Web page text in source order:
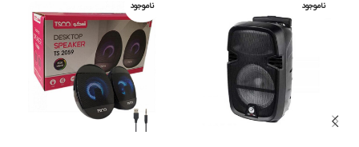
ناموجود ناموجود